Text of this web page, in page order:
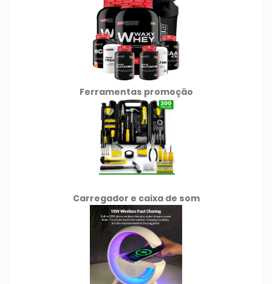
Ferramentas promoção
Carregador e caixa de som